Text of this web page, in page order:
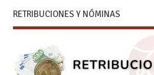
RETRIBUCIONES Y NÓMINAS